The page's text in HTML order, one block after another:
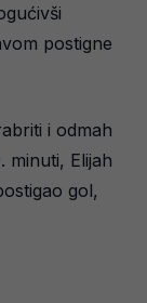
postigne
i odmah
Elijah
gol,